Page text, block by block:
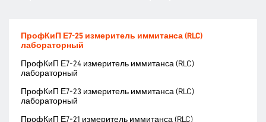
ПрофКиП Е7-25 измеритель иммитанса (RLC)
лабораторный
ПрофКиП Е7-24 измеритель иммитанса (RLC)
лабораторный
ПрофКиП Е7-23 измеритель иммитанса (RLC)
лабораторный
ПрофКиП Е7-21 измеритель иммитанса (RLC)